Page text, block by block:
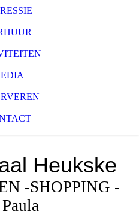
Heukske
-SHOPPING -